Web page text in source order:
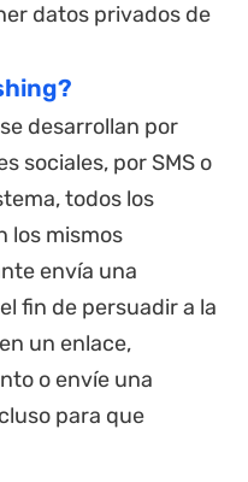
datos privados de
desarrollan por
sociales, por SMS o
todos los
los mismos
envía una
fin de persuadir a la
un enlace,
o envíe una
para que